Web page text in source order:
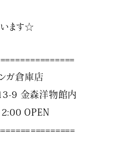
ます☆
ガ倉庫店⁡
9 金森洋物館内⁡
OPEN